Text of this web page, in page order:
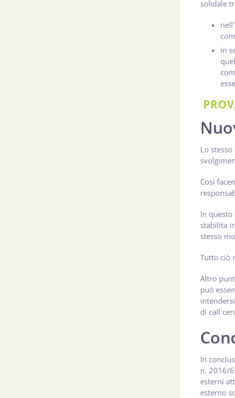
solidale
in
Lo
Così
In
stabilita
stesso
Tutto ciò
Altro
può
di call
In
n. 2016/
esterni
esterno